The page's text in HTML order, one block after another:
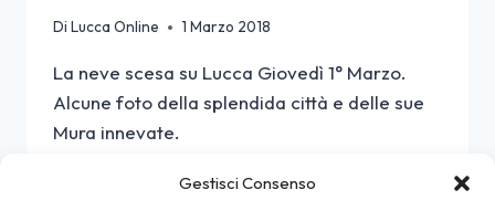
Gestisci Consenso
Di Lucca Online 1 Marzo 2018
La neve scesa su Lucca Giovedì 1° Marzo.
Alcune foto della splendida città e delle sue
Mura innevate.
LUCCA